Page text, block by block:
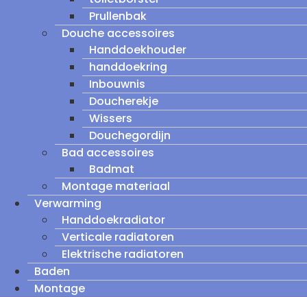
Prullenbak
Douche accessoires
Handdoekhouder
handdoekring
Inbouwnis
Doucherekje
Wissers
Douchegordijn
Bad accessoires
Badmat
Montage materiaal
Verwarming
Handdoekradiator
Verticale radiatoren
Elektrische radiatoren
Baden
Montage